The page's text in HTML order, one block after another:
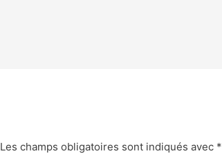
Les champs obligatoires sont indiqués avec *